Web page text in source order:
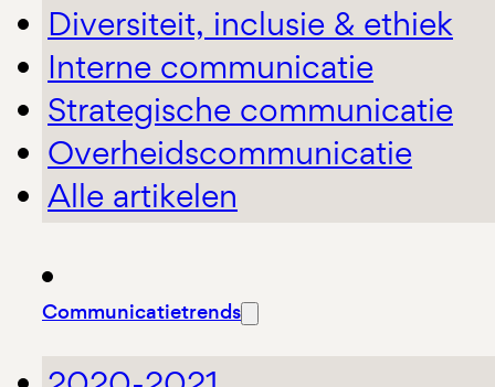
Diversiteit, inclusie & ethiek
Interne communicatie
Strategische communicatie
Overheidscommunicatie
Alle artikelen
Communicatietrends